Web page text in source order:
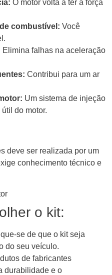
O motor volta a ter a força
combustível: Você
Elimina falhas na aceleração
Contribui para um ar
Um sistema de injeção
do motor.
deve ser realizada por um
conhecimento técnico e
o kit:
se de que o kit seja
do seu veículo.
de fabricantes
durabilidade e o